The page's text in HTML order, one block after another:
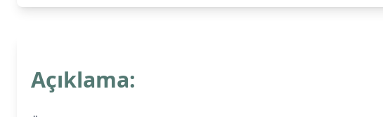
Açıklama: